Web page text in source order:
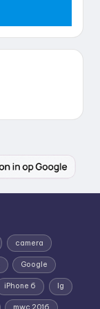
camera
Google
iPhone 6 lg